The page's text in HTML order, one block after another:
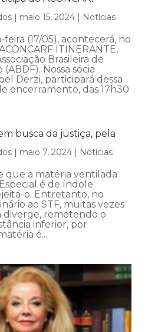
| maio 15, 2024| Notícias
(17/05), acontecerá, no
ITINERANTE,
Brasileira de
Nossa sócia
Derzi, participará dessa
encerramento, das 17h30
busca da justiça, pela
| maio 7, 2024| Notícias
que a matéria ventilada
é de índole
o. Entretanto, no
ao STF, muitas vezes
diverge, remetendo o
inferior, por
é...